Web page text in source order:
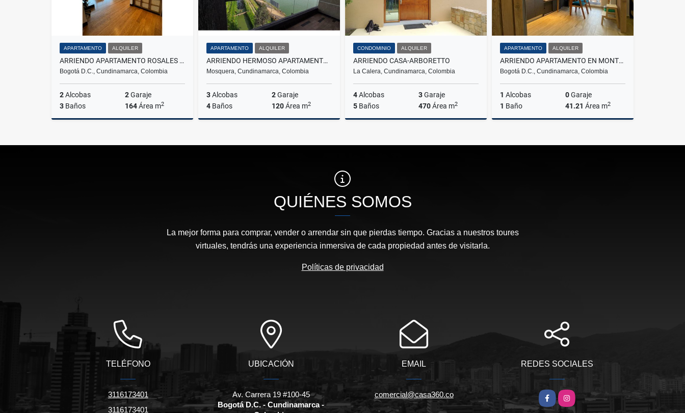
APARTAMENTO ALQUILER
ARRIENDO APARTAMENTO ROSALES BOGOTA
Bogotá D.C., Cundinamarca, Colombia
2Alcobas 2Garaje
3 Baños 164Área m2
$10.000.000
APARTAMENTO ALQUILER
ARRIENDO HERMOSO APARTAMENTO EN RESERVA DEL SOL MOSQUERA
Mosquera, Cundinamarca, Colombia
3Alcobas 2Garaje
4 Baños 120Área m2
$3.110.000
CONDOMINIO ALQUILER
ARRIENDO CASA-ARBORETTO
La Calera, Cundinamarca, Colombia
4Alcobas 3Garaje
5 Baños 470Área m2
$11.855.200
APARTAMENTO ALQUILER
ARRIENDO APARTAMENTO EN MONTEVIDEO SALITRE FONTIBON BOGOTÁ
Bogotá D.C., Cundinamarca, Colombia
1 Alcobas 0Garaje
1 Baño 41.21 Área m2
$1.900.000
QUIÉNES SOMOS
La mejor forma para comprar, vender o arrendar sin que pierdas tiempo. Gracias a nuestros toures
virtuales, tendrás una experiencia inmersiva de cada propiedad antes de visitarla.
Políticas de privacidad
TELÉFONO
3116173401
3116173401
UBICACIÓN
Av. Carrera 19 #100-45
Bogotá D.C. - Cundinamarca -
EMAIL
comercial@casa360.co
REDES SOCIALES
FacebookInstagram